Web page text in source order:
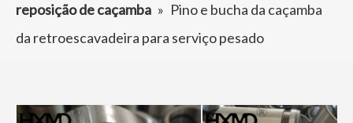
reposição de caçamba » Pino e bucha da caçamba
da retroescavadeira para serviço pesado